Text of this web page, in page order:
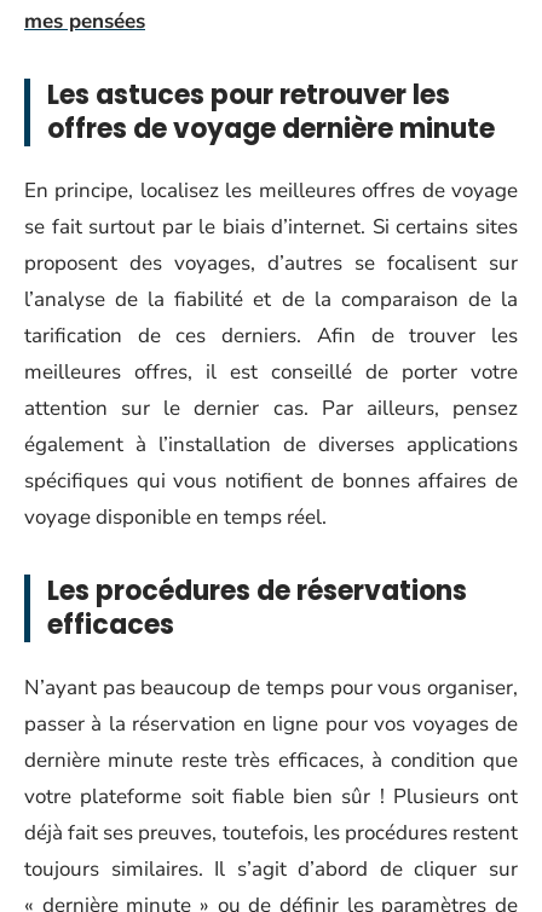
mes pensées
Les astuces pour retrouver les
offres de voyage dernière minute
En principe, localisez les meilleures offres de voyage
se fait surtout par le biais d’internet. Si certains sites
proposent des voyages, d’autres se focalisent sur
l’analyse de la fiabilité et de la comparaison de la
tarification de ces derniers. Afin de trouver les
meilleures offres, il est conseillé de porter votre
attention sur le dernier cas. Par ailleurs, pensez
également à l’installation de diverses applications
spécifiques qui vous notifient de bonnes affaires de
voyage disponible en temps réel.
Les procédures de réservations
efficaces
N’ayant pas beaucoup de temps pour vous organiser,
passer à la réservation en ligne pour vos voyages de
dernière minute reste très efficaces, à condition que
votre plateforme soit fiable bien sûr ! Plusieurs ont
déjà fait ses preuves, toutefois, les procédures restent
toujours similaires. Il s’agit d’abord de cliquer sur
« dernière minute » ou de définir les paramètres de